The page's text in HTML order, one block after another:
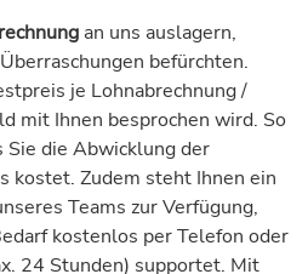
an uns auslagern,
befürchten.
je Lohnabrechnung /
mit Ihnen besprochen wird. So
Sie die Abwicklung der
kostet. Zudem steht Ihnen ein
Teams zur Verfügung,
kostenlos per Telefon oder
24 Stunden) supportet. Mit